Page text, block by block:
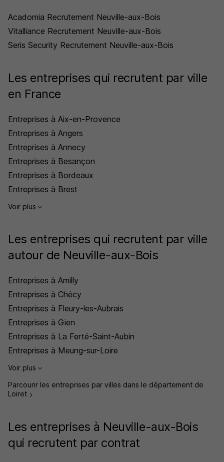
Acadomia Recrutement Neuville-aux-Bois
Vitalliance Recrutement Neuville-aux-Bois
Seris Security Recrutement Neuville-aux-Bois
Les entreprises qui recrutent par ville
en France
Entreprises à Aix-en-Provence
Entreprises à Angers
Entreprises à Annecy
Entreprises à Besançon
Entreprises à Bordeaux
Entreprises à Brest
Voir plus
Les entreprises qui recrutent par ville
autour de Neuville-aux-Bois
Entreprises à Amilly
Entreprises à Chécy
Entreprises à Fleury-les-Aubrais
Entreprises à Gien
Entreprises à La Ferté-Saint-Aubin
Entreprises à Meung-sur-Loire
Voir plus
Parcourir les entreprises par villes dans le département de
Loiret
Les entreprises à Neuville-aux-Bois
qui recrutent par contrat